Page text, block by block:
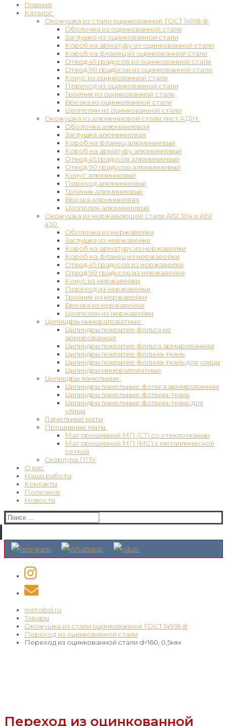
Главная
Каталог
Окожушка из стали оцинкованной ГОСТ 14918-8
Оболочка из оцинкованной стали
Заглушка из оцинкованной стали
Короб на арматуру из оцинкованной стали
Короб на фланец из оцинкованной стали
Отвод 45 градусов из оцинкованной стали
Отвод 90 градусов из оцинкованной стали
Конус из оцинкованной стали
Переход из оцинкованной стали
Тройник из оцинкованной стали
Врезка из оцинкованной стали
Цеппелин из оцинкованной стали
Окожушка из алюминиевой стали лист АД1Н
Оболочка алюминиевая
Заглушка алюминиевая
Короб на фланец алюминиевый
Короб на арматуру алюминиевый
Отвод 45 градусов алюминиевый
Отвод 90 градусов алюминиевый
Конус алюминиевый
Переход алюминиевый
Тройник алюминиевый
Врезка алюминиевая
Цеппелин алюминиевый
Окожушка из нержавеющей стали AISI 304 и AISI
430
Оболочка из нержавейки
Заглушка из нержавейки
Короб на арматуру из нержавейки
Короб на фланец из нержавейки
Отвод 45 градусов из нержавейки
Отвод 90 градусов из нержавейки
Конус из нержавейки
Переход из нержавейки
Тройник из нержавейки
Врезка из нержавейки
Цеппелин из нержавейки
Цилиндры минераловатные
Цилиндры покрытие фольга не
армированная
Цилиндры покрытие фольга армированная
Цилиндры покрытие фольма-ткань
Цилиндры покрытие фольма-ткань для улицы
Цилиндры минераловатные
Цилиндры ламельные
Цилиндры ламельные фольга армированная
Цилиндры ламельные фольма-ткань
Цилиндры ламельные фольма-ткань для
улицы
Ламельные маты
Прошивные маты
Мат прошивной МП (СТ) со стеклотканью
Мат прошивной МП (МС) с металлической
сеткой
Скорлупа ППУ
О нас
Наши работы
Контакты
Полезное
Новости
Искать:
metobol.ru
Товары
Окожушка из стали оцинкованной ГОСТ 14918-8
Переход из оцинкованной стали
Переход из оцинкованной стали d=160, 0,5мм
Переход из оцинкованной